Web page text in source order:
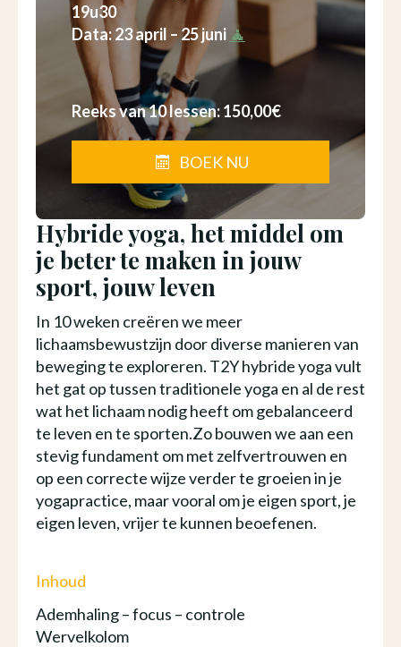
19u30
Data: 23 april – 25 juni 🧘
Reeks van 10 lessen: 150,00€
BOEK NU
Hybride yoga, het middel om
je beter te maken in jouw
sport, jouw leven
In 10 weken creëren we meer
lichaamsbewustzijn door diverse manieren van
beweging te exploreren. T2Y hybride yoga vult
het gat op tussen traditionele yoga en al de rest
wat het lichaam nodig heeft om gebalanceerd
te leven en te sporten.Zo bouwen we aan een
stevig fundament om met zelfvertrouwen en
op een correcte wijze verder te groeien in je
yogapractice, maar vooral om je eigen sport, je
eigen leven, vrijer te kunnen beoefenen.
Inhoud
Ademhaling – focus – controle
Wervelkolom